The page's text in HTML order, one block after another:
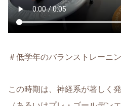
＃低学年のバランストレーニ
この時期は、神経系が著しく